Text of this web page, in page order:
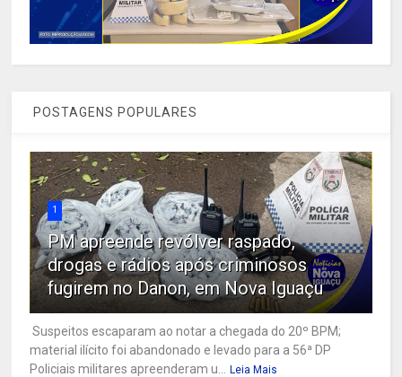
POSTAGENS POPULARES
1
PM apreende revólver raspado,
drogas e rádios após criminosos
fugirem no Danon, em Nova Iguaçu
Suspeitos escaparam ao notar a chegada do 20º BPM;
material ilícito foi abandonado e levado para a 56ª DP
Policiais militares apreenderam u...
Leia Mais